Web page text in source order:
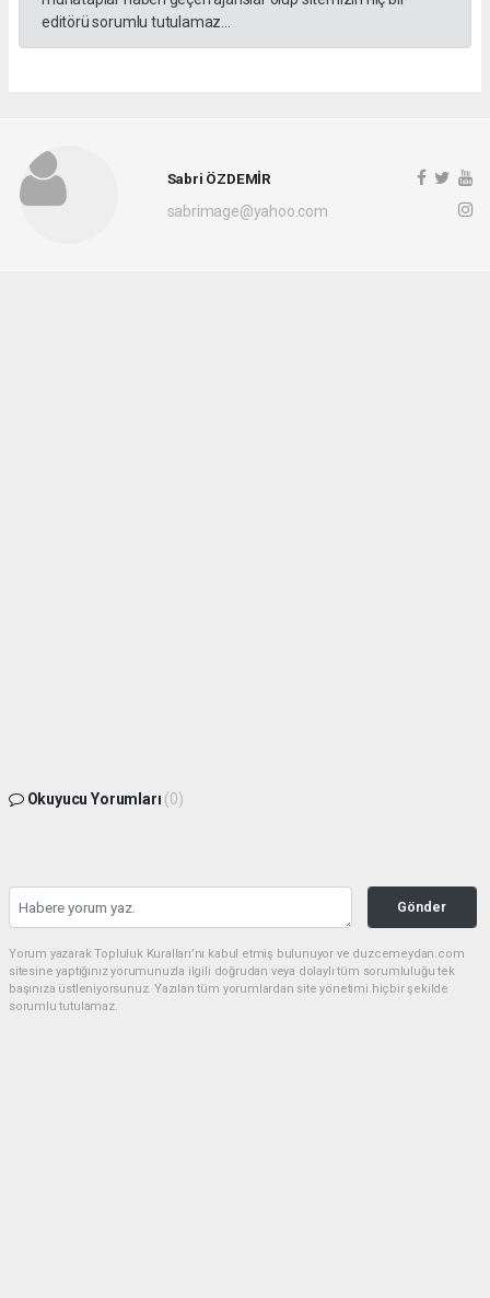
editörü sorumlu tutulamaz...
Sabri ÖZDEMİR
sabrimage@yahoo.com
Okuyucu Yorumları (0)
Gönder
Yorum yazarak Topluluk Kuralları’nı kabul etmiş bulunuyor ve duzcemeydan.com
sitesine yaptığınız yorumunuzla ilgili doğrudan veya dolaylı tüm sorumluluğu tek
başınıza üstleniyorsunuz. Yazılan tüm yorumlardan site yönetimi hiçbir şekilde
sorumlu tutulamaz.